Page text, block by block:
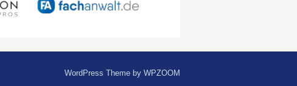
WordPress Theme by WPZOOM